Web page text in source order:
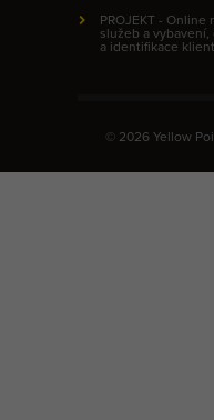
PROJEKT - Online
služeb a vybavení,
a identifikace
© 2026 Yellow